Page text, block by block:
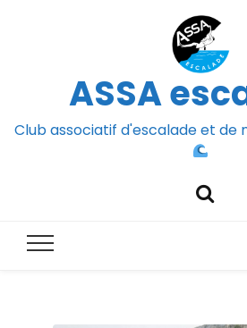
ASSA
Club associatif d'escalade et de